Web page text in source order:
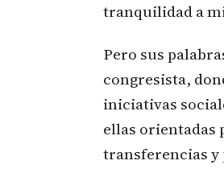
tranquilidad a
Pero sus
congresista,
iniciativas
ellas orientadas
transferencias